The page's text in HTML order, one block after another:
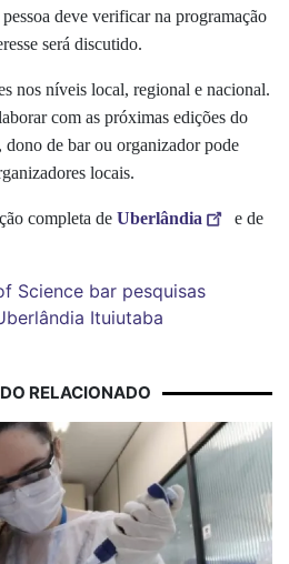
deve verificar na programação
será discutido.
nos níveis local, regional e nacional.
com as próximas edições do
de bar ou organizador pode
locais.
completa de Uberlândia
e de
Science bar pesquisas
Ituiutaba
RELACIONADO